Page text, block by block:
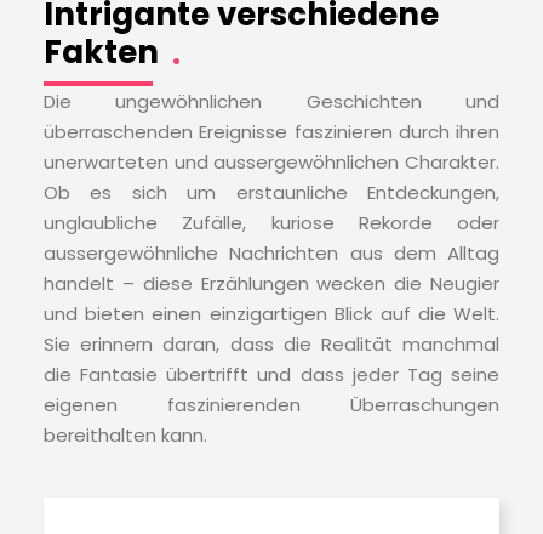
Intrigante verschiedene
Fakten .
Die ungewöhnlichen Geschichten und
überraschenden Ereignisse faszinieren durch ihren
unerwarteten und aussergewöhnlichen Charakter.
Ob es sich um erstaunliche Entdeckungen,
unglaubliche Zufälle, kuriose Rekorde oder
aussergewöhnliche Nachrichten aus dem Alltag
handelt – diese Erzählungen wecken die Neugier
und bieten einen einzigartigen Blick auf die Welt.
Sie erinnern daran, dass die Realität manchmal
die Fantasie übertrifft und dass jeder Tag seine
eigenen faszinierenden Überraschungen
bereithalten kann.